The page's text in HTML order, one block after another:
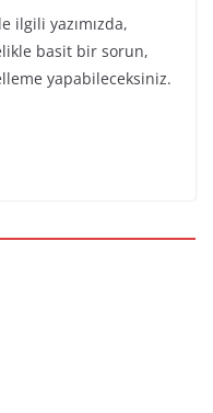
ilgili yazımızda,
basit bir sorun,
yapabileceksiniz.